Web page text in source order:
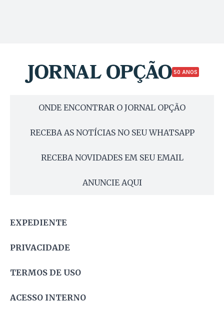
50 ANOS
ONDE ENCONTRAR O JORNAL OPÇÃO
RECEBA AS NOTÍCIAS NO SEU WHATSAPP
RECEBA NOVIDADES EM SEU EMAIL
ANUNCIE AQUI
EXPEDIENTE
PRIVACIDADE
TERMOS DE USO
ACESSO INTERNO